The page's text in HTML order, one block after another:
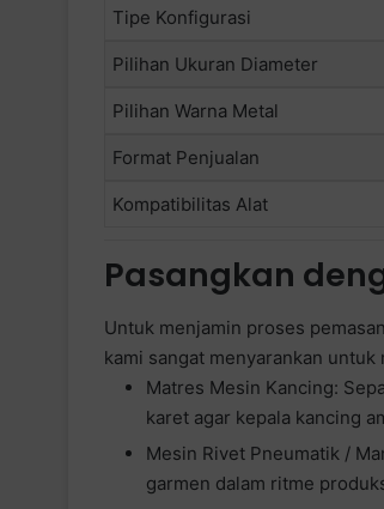
Tipe Konfigurasi
Pilihan Ukuran Diameter
Pilihan Warna Metal
Format Penjualan
Kompatibilitas Alat
Pasangkan
Untuk menjamin proses
kami sangat menyarankan
Matres Mesin Kancing:
karet agar kepala kancing
Mesin Rivet Pneumatik /
garmen dalam ritme